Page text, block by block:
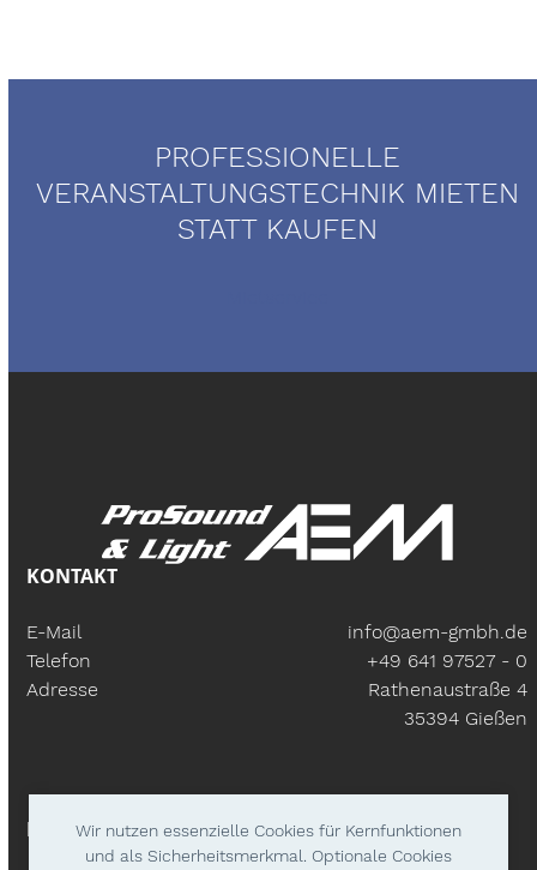
Wir nutzen essenzielle Cookies für Kernfunktionen
und als Sicherheitsmerkmal. Optionale Cookies
PROFESSIONELLE
VERANSTALTUNGSTECHNIK MIETEN
STATT KAUFEN
KONTAKT
E-Mail
info@aem-gmbh.de
Telefon
+49 641 97527 - 0
Adresse
Rathenaustraße 4
35394 Gießen
BÜROZEITEN